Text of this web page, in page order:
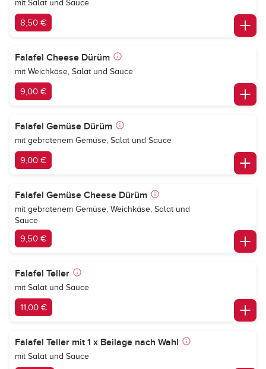
mit Salat und Sauce
8,50 €
Falafel Cheese Dürüm
mit Weichkäse, Salat und Sauce
9,00 €
Falafel Gemüse Dürüm
mit gebratenem Gemüse, Salat und Sauce
9,00 €
Falafel Gemüse Cheese Dürüm
mit gebratenem Gemüse, Weichkäse, Salat und
Sauce
9,50 €
Falafel Teller
mit Salat und Sauce
11,00 €
Falafel Teller mit 1 x Beilage nach Wahl
mit Salat und Sauce